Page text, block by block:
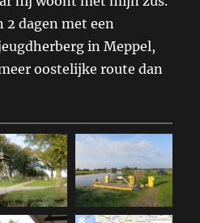
2 dagen met een
in Meppel,
oostelijke route dan